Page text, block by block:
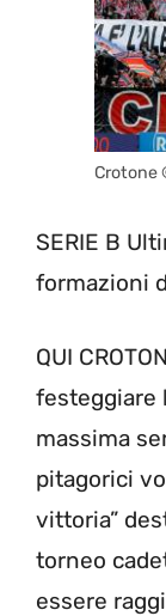
Crotone
SERIE B
formazioni
QUI
festeggiare
massima
pitagorici
vittoria”
torneo
essere